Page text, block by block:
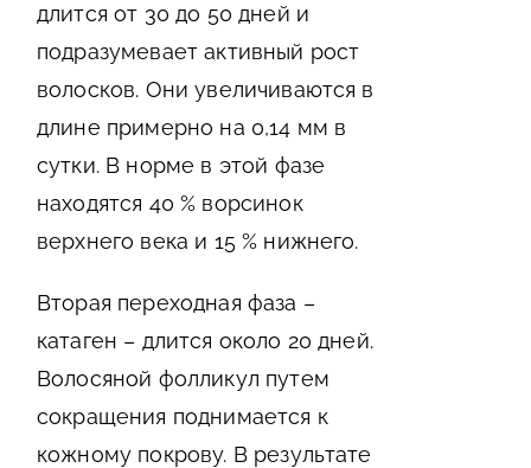
длится от 30 до 50 дней и
подразумевает активный рост
волосков. Они увеличиваются в
длине примерно на 0,14 мм в
сутки. В норме в этой фазе
находятся 40 % ворсинок
верхнего века и 15 % нижнего.
Вторая переходная фаза –
катаген – длится около 20 дней.
Волосяной фолликул путем
сокращения поднимается к
кожному покрову. В результате